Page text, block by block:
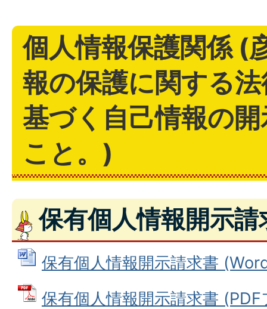
個人情報保護関係 (
報の保護に関する
基づく自己情報の
こと。)
保有個人情報開示請
保有個人情報開示請求書
保有個人情報開示請求書